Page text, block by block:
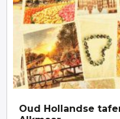
Oud Hollandse